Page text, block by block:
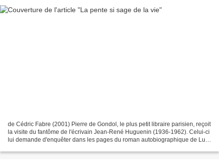
de Cédric Fabre (2001) Pierre de Gondol, le plus petit libraire parisien, reçoit
la visite du fantôme de l'écrivain Jean-René Huguenin (1936-1962). Celui-ci
lui demande d'enquêter dans les pages du roman autobiographique de Luc